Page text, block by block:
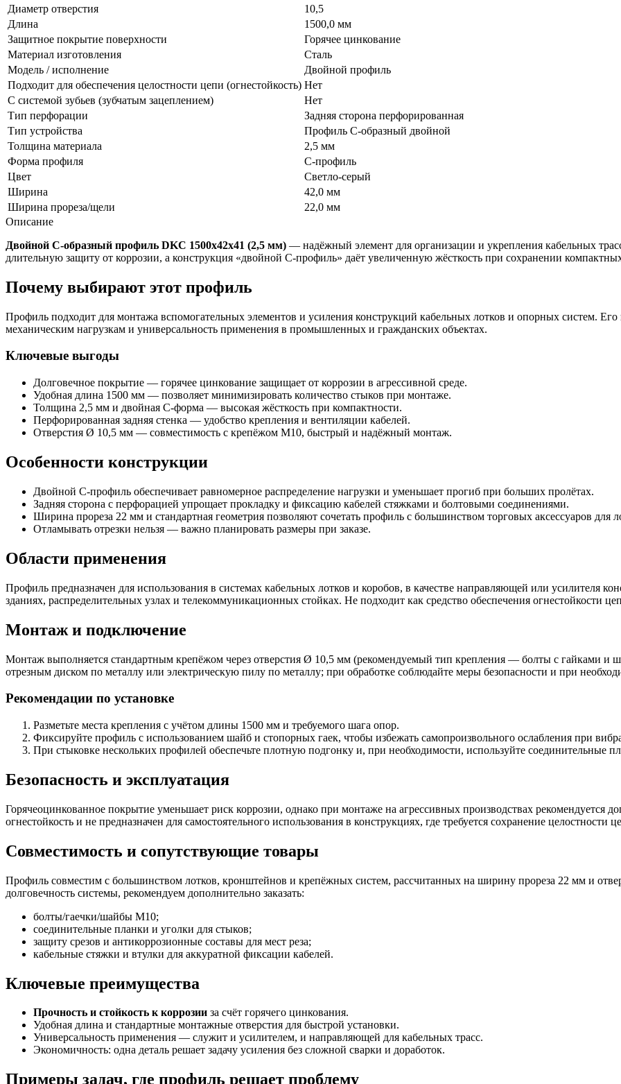
Диаметр отверстия
10,5
Длина
1500,0 мм
Защитное покрытие поверхности
Горячее цинкование
Материал изготовления
Сталь
Модель / исполнение
Двойной профиль
Подходит для обеспечения целостности цепи (огнестойкость) Нет
С системой зубьев (зубчатым зацеплением)
Нет
Тип перфорации
Задняя сторона перфорированная
Тип устройства
Профиль С-образный двойной
Толщина материала
2,5 мм
Форма профиля
С-профиль
Цвет
Светло-серый
Ширина
42,0 мм
Ширина прореза/щели
22,0 мм
Описание
Двойной С-образный профиль DKC 1500х42х41 (2,5 мм) — надёжный элемент для организации и укрепления кабельных
длительную защиту от коррозии, а конструкция «двойной С‑профиль» даёт увеличенную жёсткость при сохранении
Почему выбирают этот профиль
Профиль подходит для монтажа вспомогательных элементов и усиления конструкций кабельных лотков и опорных систем. Его
механическим нагрузкам и универсальность применения в промышленных и гражданских объектах.
Ключевые выгоды
Долговечное покрытие — горячее цинкование защищает от коррозии в агрессивной среде.
Удобная длина 1500 мм — позволяет минимизировать количество стыков при монтаже.
Толщина 2,5 мм и двойная C-форма — высокая жёсткость при компактности.
Перфорированная задняя стенка — удобство крепления и вентиляции кабелей.
Отверстия Ø 10,5 мм — совместимость с крепёжом M10, быстрый и надёжный монтаж.
Особенности конструкции
Двойной С‑профиль обеспечивает равномерное распределение нагрузки и уменьшает прогиб при больших пролётах.
Задняя сторона с перфорацией упрощает прокладку и фиксацию кабелей стяжками и болтовыми соединениями.
Ширина прореза 22 мм и стандартная геометрия позволяют сочетать профиль с большинством торговых аксессуаров для
Отламывать отрезки нельзя — важно планировать размеры при заказе.
Области применения
Профиль предназначен для использования в системах кабельных лотков и коробов, в качестве направляющей или усилителя
зданиях, распределительных узлах и телекоммуникационных стойках. Не подходит как средство обеспечения огнестойкости
Монтаж и подключение
Монтаж выполняется стандартным крепёжом через отверстия Ø 10,5 мм (рекомендуемый тип крепления — болты с гайками и
отрезным диском по металлу или электрическую пилу по металлу; при обработке соблюдайте меры безопасности и при
Рекомендации по установке
Разметьте места крепления с учётом длины 1500 мм и требуемого шага опор.
Фиксируйте профиль с использованием шайб и стопорных гаек, чтобы избежать самопроизвольного ослабления при
При стыковке нескольких профилей обеспечьте плотную подгонку и, при необходимости, используйте соединительные
Безопасность и эксплуатация
Горячеоцинкованное покрытие уменьшает риск коррозии, однако при монтаже на агрессивных производствах рекомендуется
огнестойкость и не предназначен для самостоятельного использования в конструкциях, где требуется сохранение целостности
Совместимость и сопутствующие товары
Профиль совместим с большинством лотков, кронштейнов и крепёжных систем, рассчитанных на ширину прореза 22 мм и
долговечность системы, рекомендуем дополнительно заказать:
болты/гаечки/шайбы M10;
соединительные планки и уголки для стыков;
защиту срезов и антикоррозионные составы для мест реза;
кабельные стяжки и втулки для аккуратной фиксации кабелей.
Ключевые преимущества
Прочность и стойкость к коррозии за счёт горячего цинкования.
Удобная длина и стандартные монтажные отверстия для быстрой установки.
Универсальность применения — служит и усилителем, и направляющей для кабельных трасс.
Экономичность: одна деталь решает задачу усиления без сложной сварки и доработок.
Примеры задач, где профиль решает проблему